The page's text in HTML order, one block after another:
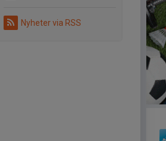
Nyheter via RSS